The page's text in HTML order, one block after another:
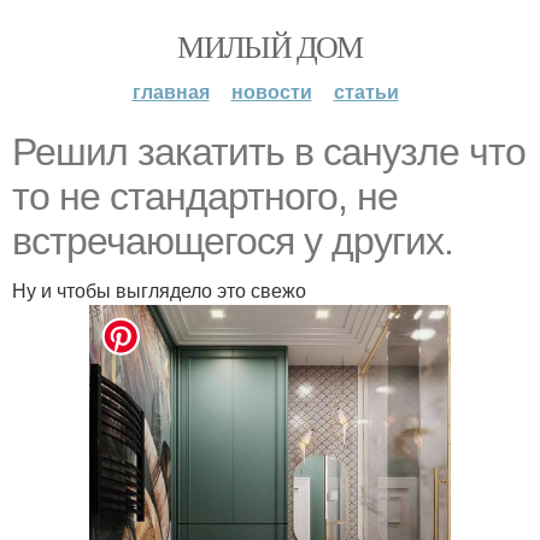
МИЛЫЙ ДОМ
главная новости статьи
Решил закатить в санузле что
то не стандартного, не
встречающегося у других.
Ну и чтобы выглядело это свежо